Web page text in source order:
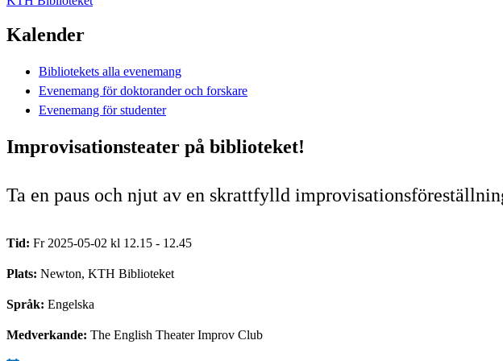
Kalender
Bibliotekets alla evenemang
Evenemang för doktorander och forskare
Evenemang för studenter
Improvisationsteater på biblioteket!
Ta en paus och njut av en skrattfylld
Tid: Fr 2025-05-02 kl 12.15 - 12.45
Plats: Newton, KTH Biblioteket
Språk: Engelska
Medverkande: The English Theater Improv Club